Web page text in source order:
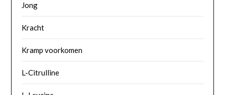
Jong
Kracht
Kramp voorkomen
L-Citrulline